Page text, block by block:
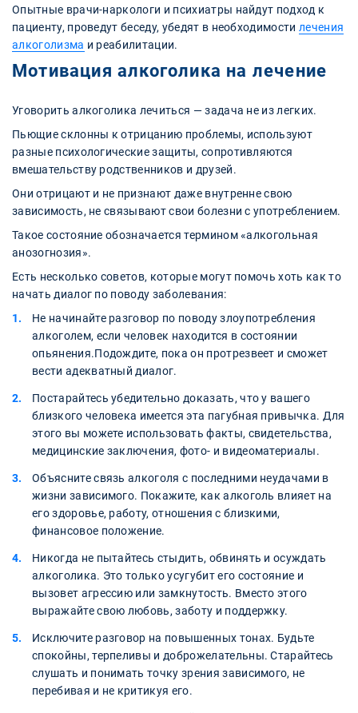
Опытные врачи-наркологи и психиатры найдут подход к
пациенту, проведут беседу, убедят в необходимостилечения
алкоголизма и реабилитации.
Мотивация алкоголика на лечение
Уговорить алкоголика лечиться — задача не из легких.
Пьющие склонны к отрицанию проблемы, используют
разные психологические защиты, сопротивляются
вмешательству родственников и друзей.
Они отрицают и не признают даже внутренне свою
зависимость, не связывают свои болезни с употреблением.
Такое состояние обозначается термином «алкогольная
анозогнозия».
Есть несколько советов, которые могут помочь хоть как то
начать диалог по поводу заболевания:
Не начинайте разговор по поводу злоупотребления
алкоголем, если человек находится в состоянии
опьянения.Подождите, пока он протрезвеет и сможет
вести адекватный диалог.
Постарайтесь убедительно доказать, что у вашего
близкого человека имеется эта пагубная привычка. Для
этого вы можете использовать факты, свидетельства,
медицинские заключения, фото- и видеоматериалы.
Объясните связь алкоголя с последними неудачами в
жизни зависимого. Покажите, как алкоголь влияет на
его здоровье, работу, отношения с близкими,
финансовое положение.
Никогда не пытайтесь стыдить, обвинять и осуждать
алкоголика. Это только усугубит его состояние и
вызовет агрессию или замкнутость. Вместо этого
выражайте свою любовь, заботу и поддержку.
Исключите разговор на повышенных тонах. Будьте
спокойны, терпеливы и доброжелательны. Старайтесь
слушать и понимать точку зрения зависимого, не
перебивая и не критикуя его.